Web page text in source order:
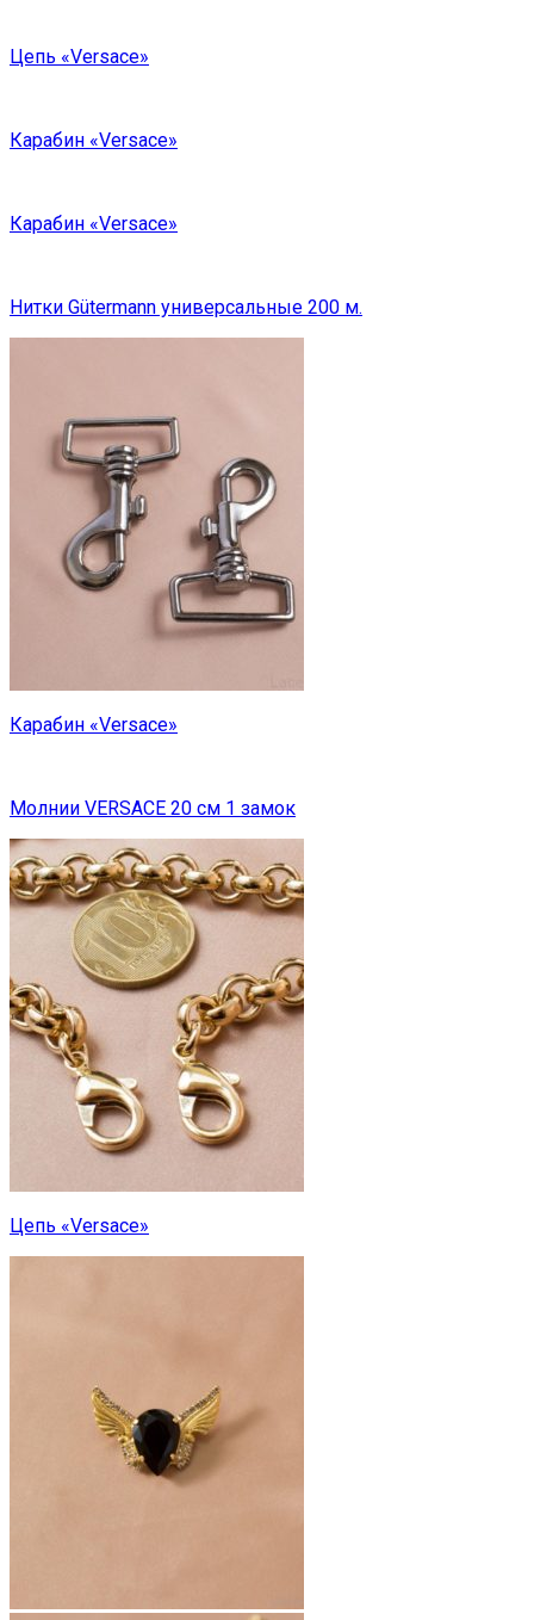
Цепь «Versace»
Карабин «Versace»
Карабин «Versace»
Нитки Gütermann универсальные 200 м.
Карабин «Versace»
Молнии VERSACE 20 см 1 замок
Цепь «Versace»